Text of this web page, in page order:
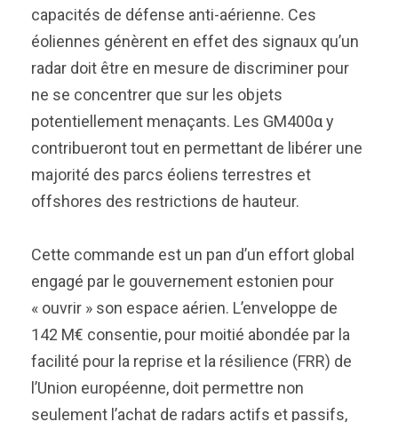
capacités de défense anti-aérienne. Ces
éoliennes génèrent en effet des signaux qu’un
radar doit être en mesure de discriminer pour
ne se concentrer que sur les objets
potentiellement menaçants. Les GM400α y
contribueront tout en permettant de libérer une
majorité des parcs éoliens terrestres et
offshores des restrictions de hauteur.
Cette commande est un pan d’un effort global
engagé par le gouvernement estonien pour
« ouvrir » son espace aérien. L’enveloppe de
142 M€ consentie, pour moitié abondée par la
facilité pour la reprise et la résilience (FRR) de
l’Union européenne, doit permettre non
seulement l’achat de radars actifs et passifs,